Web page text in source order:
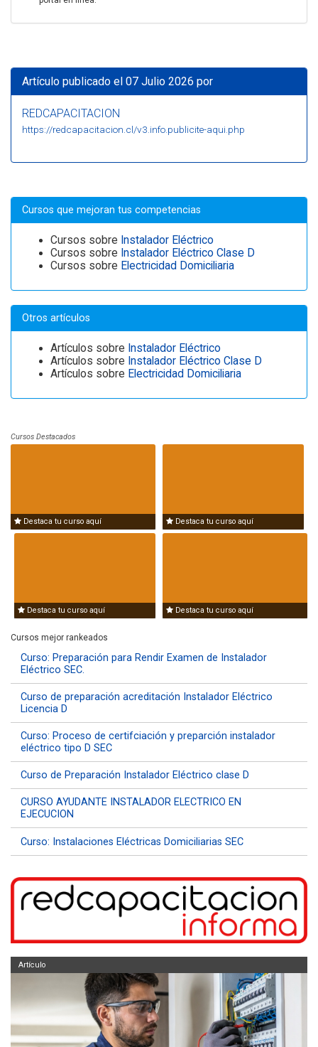
Artículo publicado el 07 Julio 2026 por
REDCAPACITACION
https://redcapacitacion.cl/v3.info.publicite-aqui.php
Cursos que mejoran tus competencias
Cursos sobre Instalador Eléctrico
Cursos sobre Instalador Eléctrico Clase D
Cursos sobre Electricidad Domiciliaria
Otros artículos
Artículos sobre Instalador Eléctrico
Artículos sobre Instalador Eléctrico Clase D
Artículos sobre Electricidad Domiciliaria
Cursos Destacados
Destaca tu curso aquí Destaca tu curso aquí
Destaca tu curso aquí Destaca tu curso aquí
Cursos mejor rankeados
Curso: Preparación para Rendir Examen de Instalador
Eléctrico SEC.
Curso de preparación acreditación Instalador Eléctrico
Licencia D
Curso: Proceso de certifciación y preparción instalador
eléctrico tipo D SEC
Curso de Preparación Instalador Eléctrico clase D
CURSO AYUDANTE INSTALADOR ELECTRICO EN
EJECUCION
Curso: Instalaciones Eléctricas Domiciliarias SEC
Artículo